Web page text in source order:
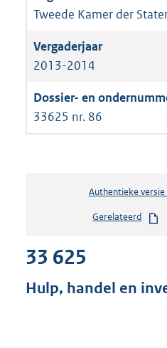
Tweede Kamer der
2013-2014
33625 nr. 86
Authentieke versie
Gerelateerd
33 625
Hulp, handel en